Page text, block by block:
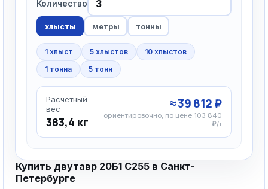
Количество
хлысты метры тонны
1 хлыст 5 хлыстов
10 хлыстов
1 тонна
5 тонн
Расчётный
вес
383,4 кг
≈ 39 812 ₽
ориентировочно, по цене 103 840
₽/т
Купить двутавр 20Б1 С255 в Санкт-
Петербурге